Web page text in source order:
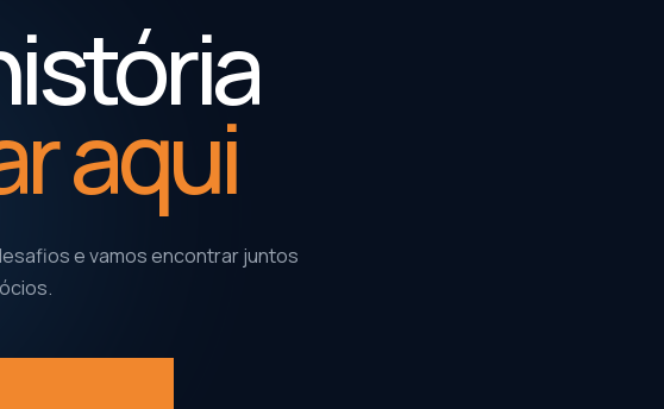
aqui
e vamos encontrar juntos